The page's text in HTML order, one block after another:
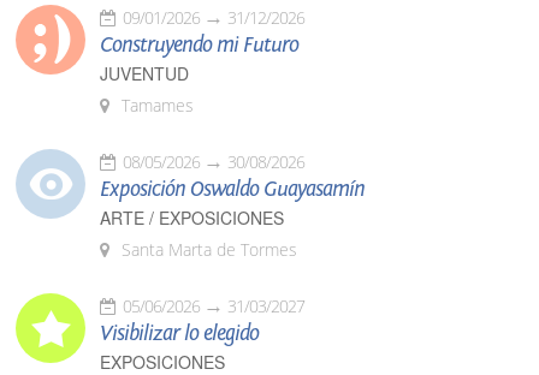
09/01/2026 31/12/2026
Construyendo mi Futuro
JUVENTUD
Tamames
08/05/2026 30/08/2026
Exposición Oswaldo Guayasamín
ARTE / EXPOSICIONES
Santa Marta de Tormes
05/06/2026 31/03/2027
Visibilizar lo elegido
EXPOSICIONES